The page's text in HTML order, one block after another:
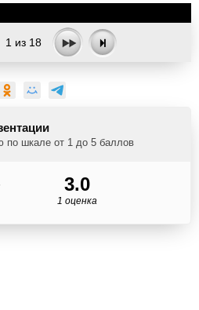
1 из 18
по шкале от 1 до 5 баллов
3.0
1 оценка